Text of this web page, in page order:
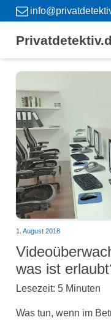
1. August 2018
was ist
Lesezeit: 5 Minuten
Was tun, wenn im